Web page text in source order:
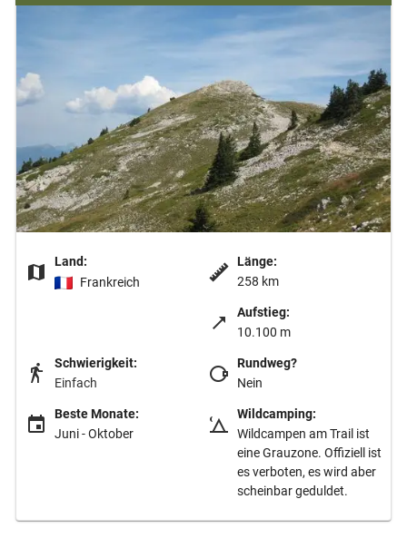
Land:
Frankreich
Länge:
258 km
Aufstieg:
10.100 m
Schwierigkeit:
Einfach
Rundweg?
Nein
Beste Monate:
Juni - Oktober
Wildcamping:
Wildcampen am Trail ist
eine Grauzone. Offiziell ist
es verboten, es wird aber
scheinbar geduldet.